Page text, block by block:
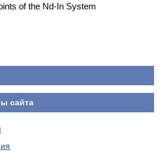
of the Nd-In System
сайта